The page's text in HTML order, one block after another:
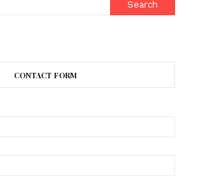
CONTACT FORM